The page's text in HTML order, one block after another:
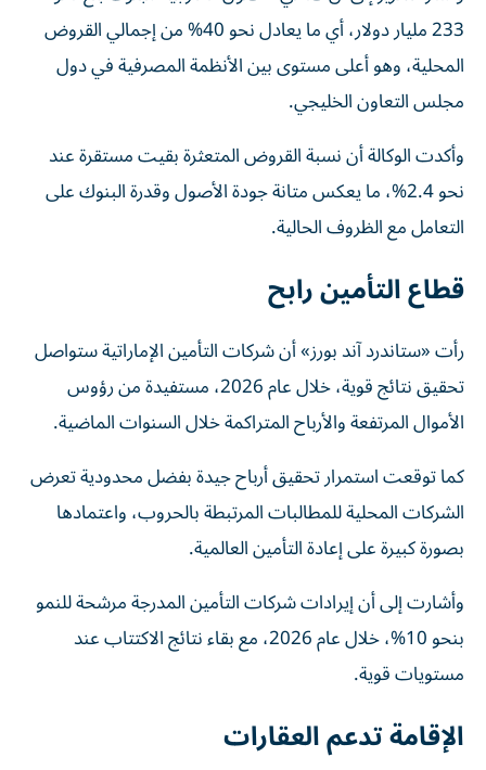
233 مليار دولار، أي ما يعادل نحو 40% من إجمالي القروض
المحلية، وهو أعلى مستوى بين الأنظمة المصرفية في دول
مجلس التعاون الخليجي.
وأكدت الوكالة أن نسبة القروض المتعثرة بقيت مستقرة عند
نحو 2.4%، ما يعكس متانة جودة الأصول وقدرة البنوك على
التعامل مع الظروف الحالية.
قطاع التأمين رابح
رأت «ستاندرد آند بورز» أن شركات التأمين الإماراتية ستواصل
تحقيق نتائج قوية، خلال عام 2026، مستفيدة من رؤوس
الأموال المرتفعة والأرباح المتراكمة خلال السنوات الماضية.
كما توقعت استمرار تحقيق أرباح جيدة بفضل محدودية تعرض
الشركات المحلية للمطالبات المرتبطة بالحروب، واعتمادها
بصورة كبيرة على إعادة التأمين العالمية.
وأشارت إلى أن إيرادات شركات التأمين المدرجة مرشحة للنمو
بنحو 10%، خلال عام 2026، مع بقاء نتائج الاكتتاب عند
مستويات قوية.
الإقامة تدعم العقارات